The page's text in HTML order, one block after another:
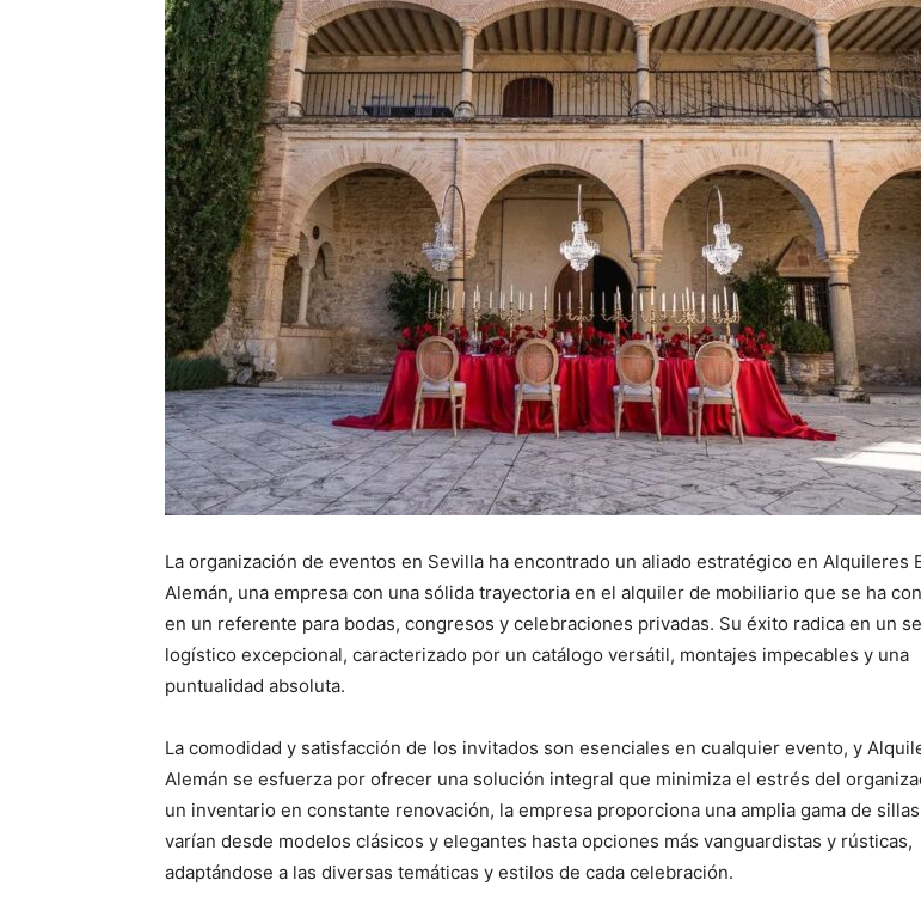
La organización de eventos en Sevilla ha encontrado un aliado estratégico en Alquileres
Alemán, una empresa con una sólida trayectoria en el alquiler de mobiliario que se ha
en un referente para bodas, congresos y celebraciones privadas. Su éxito radica en un
logístico excepcional, caracterizado por un catálogo versátil, montajes impecables y una
puntualidad absoluta.
La comodidad y satisfacción de los invitados son esenciales en cualquier evento, y
Alemán se esfuerza por ofrecer una solución integral que minimiza el estrés del
un inventario en constante renovación, la empresa proporciona una amplia gama de
varían desde modelos clásicos y elegantes hasta opciones más vanguardistas y rústicas,
adaptándose a las diversas temáticas y estilos de cada celebración.